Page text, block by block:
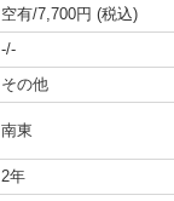
空有/7,700円 (税込)
-/-
その他
南東
2年